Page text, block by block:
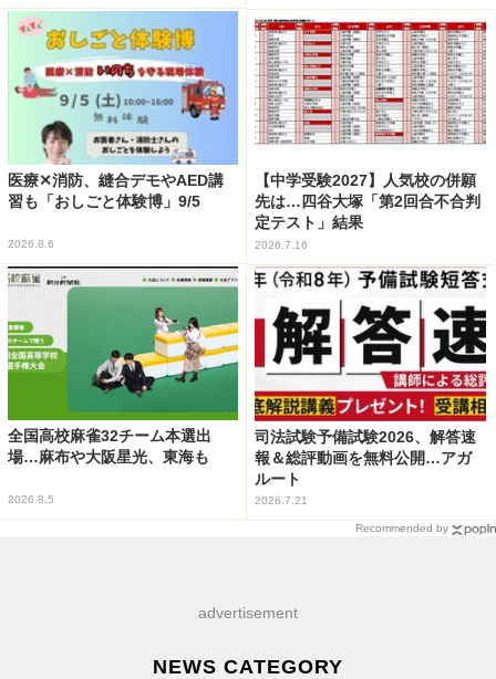
医療✕消防、縫合デモやAED講
習も「おしごと体験博」9/5
2026.8.6
【中学受験2027】人気校の併願
先は…四谷大塚「第2回合不合判
定テスト」結果
2026.7.16
全国高校麻雀32チーム本選出
場…麻布や大阪星光、東海も
2026.8.5
司法試験予備試験2026、解答速
報＆総評動画を無料公開…アガ
ルート
2026.7.21
Recommended by
advertisement
NEWS CATEGORY